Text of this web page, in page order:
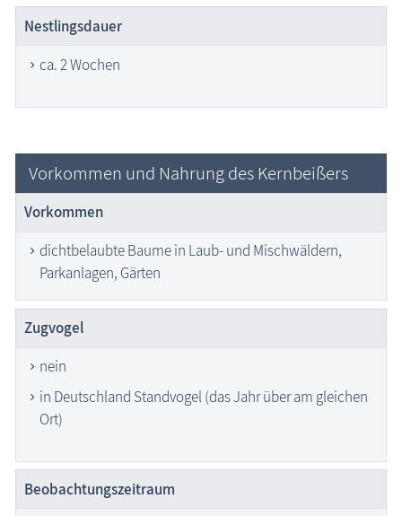
Nestlingsdauer
ca. 2 Wochen
Vorkommen und Nahrung des Kernbeißers
Vorkommen
dichtbelaubte Baume in Laub- und Mischwäldern,
Parkanlagen, Gärten
Zugvogel
nein
in Deutschland Standvogel (das Jahr über am gleichen
Ort)
Beobachtungs­zeitraum